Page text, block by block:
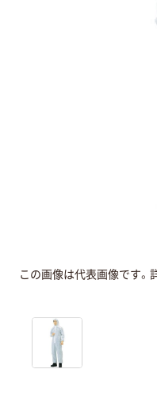
この画像は代表画像です。